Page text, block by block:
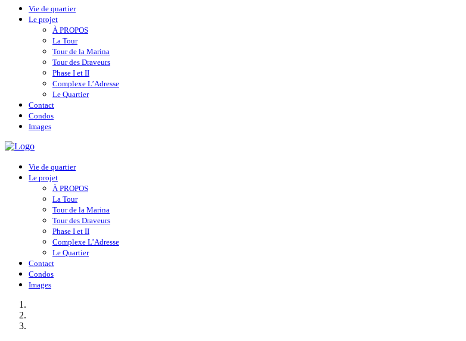
Vie de quartier
Le projet
À PROPOS
La Tour
Tour de la Marina
Tour des Draveurs
Phase I et II
Complexe L’Adresse
Le Quartier
Contact
Condos
Images
Vie de quartier
Le projet
À PROPOS
La Tour
Tour de la Marina
Tour des Draveurs
Phase I et II
Complexe L’Adresse
Le Quartier
Contact
Condos
Images